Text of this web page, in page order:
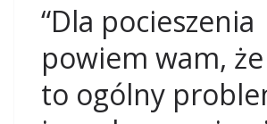
“Dla pocieszenia
powiem wam,
to ogólny